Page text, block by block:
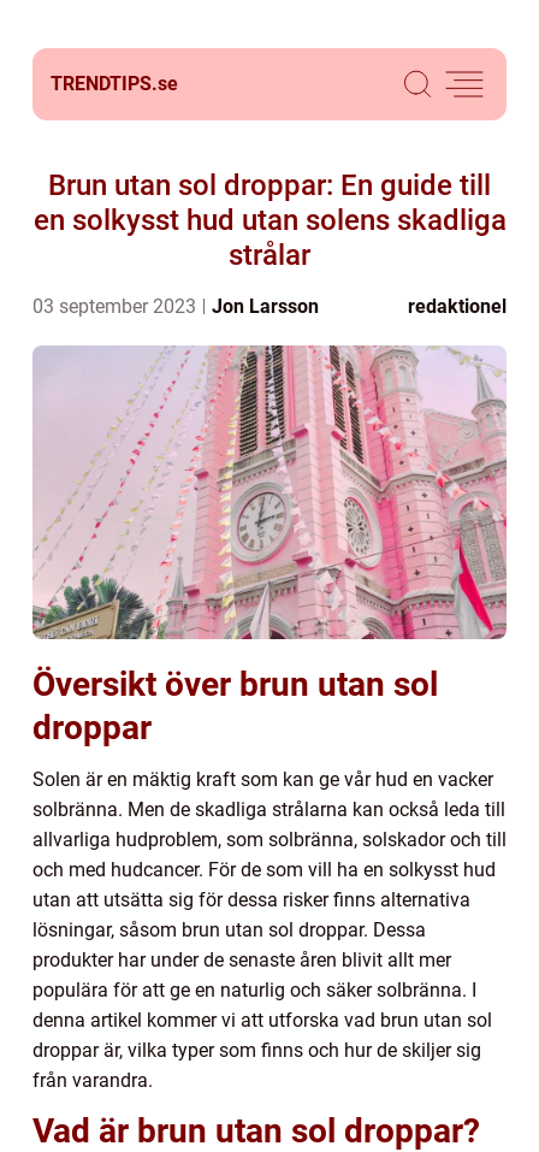
TRENDTIPS.se
Brun utan sol droppar: En guide till
en solkysst hud utan solens skadliga
strålar
03 september 2023 Jon Larsson redaktionel
Översikt över brun utan sol
droppar
Solen är en mäktig kraft som kan ge vår hud en vacker
solbränna. Men de skadliga strålarna kan också leda till
allvarliga hudproblem, som solbränna, solskador och till
och med hudcancer. För de som vill ha en solkysst hud
utan att utsätta sig för dessa risker finns alternativa
lösningar, såsom brun utan sol droppar. Dessa
produkter har under de senaste åren blivit allt mer
populära för att ge en naturlig och säker solbränna. I
denna artikel kommer vi att utforska vad brun utan sol
droppar är, vilka typer som finns och hur de skiljer sig
från varandra.
Vad är brun utan sol droppar?